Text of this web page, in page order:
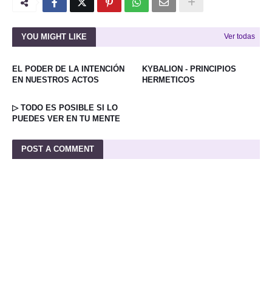
YOU MIGHT LIKE Ver todas
EL PODER DE LA INTENCIÓN
EN NUESTROS ACTOS
KYBALION - PRINCIPIOS
HERMETICOS
▷ TODO ES POSIBLE SI LO
PUEDES VER EN TU MENTE
POST A COMMENT